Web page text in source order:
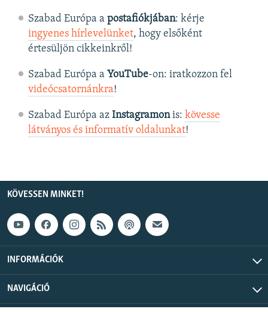
Szabad Európa a postafiókjában: kérje
ingyenes hírlevelünket, hogy elsőként
értesüljön cikkeinkről!
Szabad Európa a YouTube-on: iratkozzon fel
videócsatornánkra!
Szabad Európa az Instagramonis: kövesse
látványos és informatív oldalunkat! ​
KÖVESSEN MINKET!
INFORMÁCIÓK
NAVIGÁCIÓ